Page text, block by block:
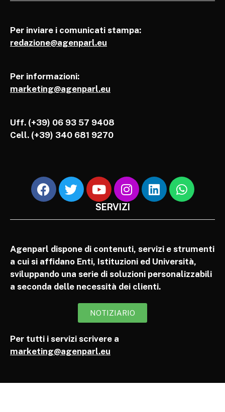
Per inviare i comunicati stampa:
redazione@agenparl.eu
Per informazioni:
marketing@agenparl.eu
Uff. (+39) 06 93 57 9408
Cell. (+39) 340 681 9270
SERVIZI
Agenparl dispone di contenuti, servizi e strumenti
a cui si affidano Enti, Istituzioni ed Università,
sviluppando una serie di soluzioni personalizzabili
a seconda delle necessità dei clienti.
NOTIZIARIO
Per tutti i servizi scrivere a
marketing@agenparl.eu